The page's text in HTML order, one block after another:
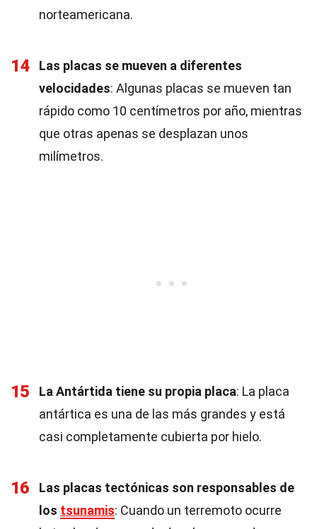
norteamericana.
14
Las placas se mueven a diferentes
velocidades: Algunas placas se mueven tan
rápido como 10 centímetros por año, mientras
que otras apenas se desplazan unos
milímetros.
15 La Antártida tiene su propia placa: La placa
antártica es una de las más grandes y está
casi completamente cubierta por hielo.
16
Las placas tectónicas son responsables de
los tsunamis: Cuando un terremoto ocurre